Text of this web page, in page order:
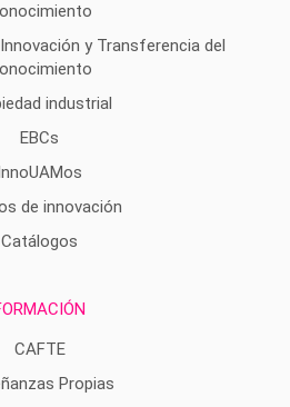
y Transferencia del
industrial
EBCs
de innovación
Catálogos
CAFTE
Propias